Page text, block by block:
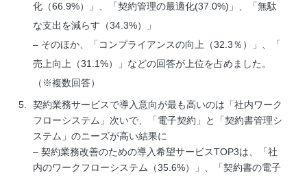
化（66.9%）」、「契約管理の最適化(37.0%)」、「無駄
な支出を減らす（34.3%）」
– そのほか、「コンプライアンスの向上（32.3％）」、「
売上向上（31.1%）」などの回答が上位を占めました。
（※複数回答）
契約業務サービスで導入意向が最も高いのは「社内ワーク
フローシステム」次いで、「電子契約」と「契約書管理シ
ステム」のニーズが高い結果に
– 契約業務改善のための導入希望サービスTOP3は、「社
内のワークフローシステム（35.6%）」、「契約書の電子